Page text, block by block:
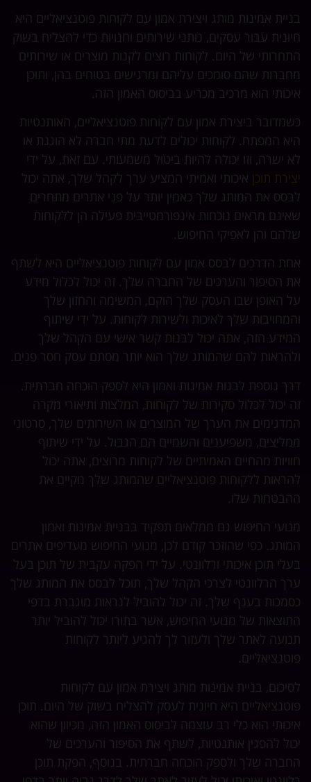
בניית אמינות מותג ויצירת אמון עם לקוחות פוטנציאליים היא
חיונית עבור עסקים, נותני שירותים וחנויות כדי להצליח בשוק
התחרותי של היום. לקוחות רוצים לקנות מוצרים או שירותים
מחברות שהם סומכים עליהם ומרגישים בטוחים בהן, ותוכן
איכותי הוא מרכיב מכריע בביסוס האמון הזה.
כשמדובר ביצירת אמון עם לקוחות פוטנציאליים, האותנטיות
היא המפתח. לקוחות יכולים לדעת מתי חברה לא הוגנת או
לא ישרה, וזו יכולה להיות ביטול משמעותי. עם זאת, על ידי
איכותי ואמיתי המציע ערך לקהל שלך, אתה יכול
לבסס את המותג שלך כאמין יותר על פני אתרים מתחרים
שאינם מראים נוכחות אינפורמטייבית פעילה הן ללקוחות
שלהם והן לאפיקי החיפוש.
אחת הדרכים לבסס אמון עם לקוחות פוטנציאליים היא לשתף
את הסיפור והערכים של החברה שלך. זה יכול לכלול מידע
על האופן שבו העסק שלך הוקם, המשימה והחזון שלך
והמחויבות שלך לאיכות ולשירות לקוחות. על ידי שיתוף
המידע הזה, אתה יכול לבנות קשר אישי עם הקהל שלך
ולהראות להם שהמותג שלך הוא יותר מסתם עסק חסר פנים.
דרך נוספת לבנות אמינות ואמון היא לספק הוכחה חברתית.
זה יכול לכלול סקירות של לקוחות, המלצות ותיאורי מקרה
המדגימים את הערך של המוצרים או השירותים שלך, סרטוני
ממליצים, משפיענים והשמיים הם הגבול. על ידי שיתוף
חוויות מהחיים האמיתיים של לקוחות מרוצים, אתה יכול
להראות ללקוחות פוטנציאליים שהמותג שלך מקיים את
ההבטחות שלו.
מנועי החיפוש גם ממלאים תפקיד בבניית אמינות ואמון
המותג. כפי שהוזכר קודם לכן, מנועי החיפוש מעדיפים אתרים
בעלי תוכן איכותי ורלוונטי. על ידי הפקה עקבית של תוכן בעל
ערך הרלוונטי לצרכי הקהל שלך, תוכל לבסס את המותג שלך
כסמכות בענף שלך. זה יכול להוביל לנראות מוגברת בדפי
התוצאות של מנועי החיפוש, אשר בתורו יכול להוביל יותר
תנועה לאתר שלך ולעזור לך להגיע ליותר לקוחות
פוטנציאליים.
לסיכום, בניית אמינות מותג ויצירת אמון עם לקוחות
פוטנציאליים היא חיונית לעסק להצליח בשוק של היום. תוכן
איכותי הוא כלי רב עוצמה לביסוס האמון הזה, מכיוון שהוא
יכול להפגין אותנטיות, לשתף את הסיפור והערכים של
החברה שלך ולספק הוכחה חברתית. בנוסף, הפקת תוכן